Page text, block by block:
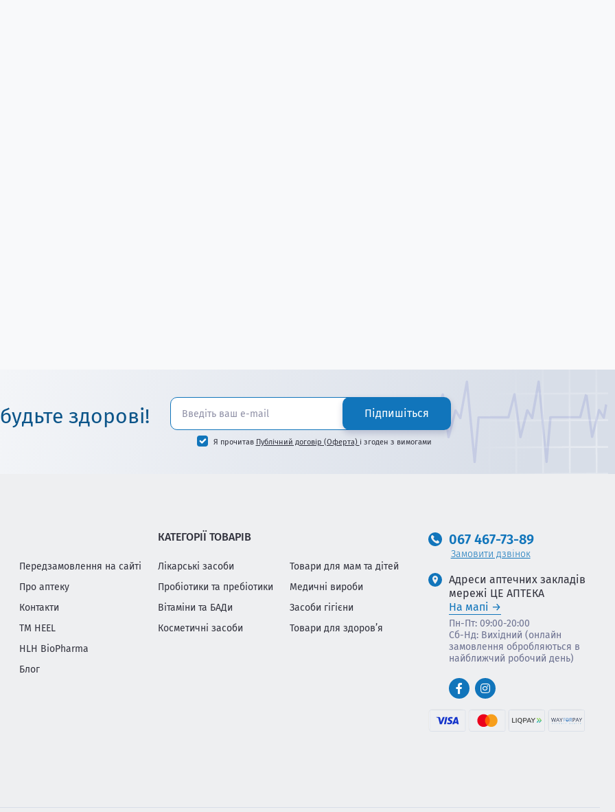
здорові! Підпишіться
Я прочитав Публічний договір (Оферта) і згоден з вимогами
Передзамовлення на сайті
Про аптеку
Контакти
ТМ HEEL
HLH BioPharma
Блог
КАТЕГОРІЇ ТОВАРІВ
Лікарські засоби
Пробіотики та пребіотики
Вітаміни та БАДи
Косметичні засоби
Товари для мам та дітей
Медичні вироби
Засоби гігієни
Товари для здоров’я
067 467-73-89
Замовити дзвінок
Адреси аптечних закладів
мережі ЦЕ АПТЕКА
На мапі
Пн-Пт: 09:00-20:00
Сб-Нд: Вихідний (онлайн
замовлення обробляються в
найближчий робочий день)